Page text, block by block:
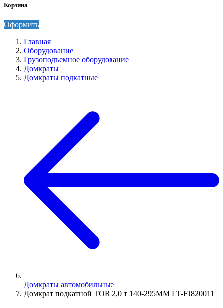
Корзина
Оформить
Главная
Оборудование
Грузоподъемное оборудование
Домкраты
Домкраты подкатные
Домкраты автомобильные
Домкрат подкатной TOR 2,0 т 140-295MM LT-FJ820011